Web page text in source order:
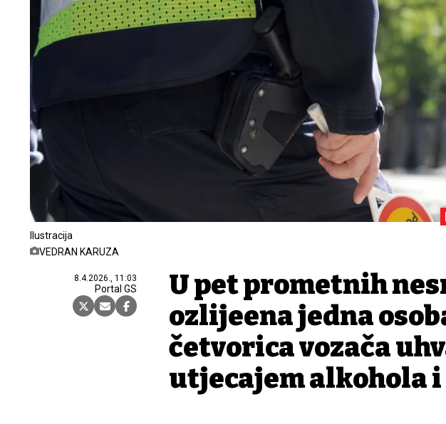
Ilustracija
VEDRAN KARUZA
8.4.2026., 11:03
Portal GS
U pet prometnih
ozlijeđena jedna
četvorica vozača
utjecajem alkohola i